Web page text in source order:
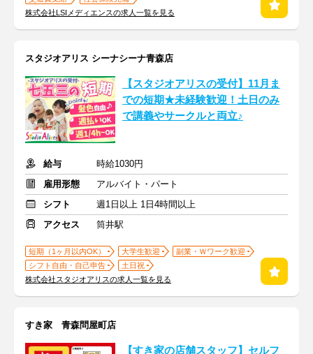
株式会社LSIメディエンスの求人一覧を見る
スタジオアリス シーナシーナ青森店
【スタジオアリスの受付】11月ま
での短期★未経験歓迎！土日のみ
で講義やサークルと両立♪
給与
時給1030円
雇用形態
アルバイト・パート
シフト
週1日以上 1日4時間以上
アクセス
筒井駅
短期（1ヶ月以内OK） 大学生歓迎
副業・Ｗワーク歓迎
シフト自由・自己申告
土日祝
株式会社スタジオアリスの求人一覧を見る
すき家 青森問屋町店
【すき家の店舗スタッフ】セルフ